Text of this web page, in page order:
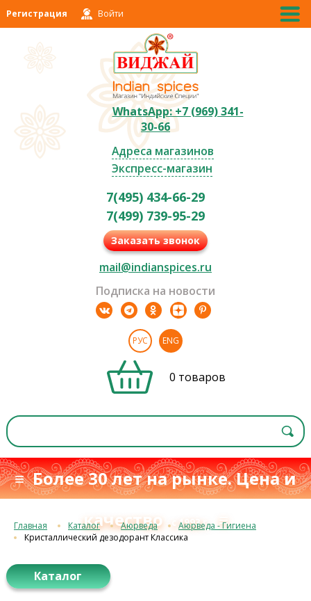
Регистрация Войти
WhatsApp: +7 (969) 341-
30-66
Адреса магазинов
Экспресс-магазин
7(495) 434-66-29
7(499) 739-95-29
Заказать звонок
mail@indianspices.ru
Подписка на новости
РУС ENG
0 товаров
≡ Более 30 лет на рынке. Цена и
качество с 1993 г.≡
Главная Каталог Аюрведа
Аюрведа - Гигиена
Кристаллический дезодорант Классика
Каталог